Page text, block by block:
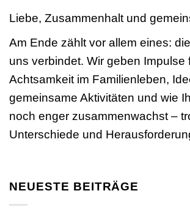
Liebe, Zusammenhalt und
Am Ende zählt vor allem eines: die
uns verbindet. Wir geben Impulse
Achtsamkeit im Familienleben,
gemeinsame Aktivitäten und wie
noch enger zusammenwachst –
Unterschiede und
NEUESTE BEITRÄGE